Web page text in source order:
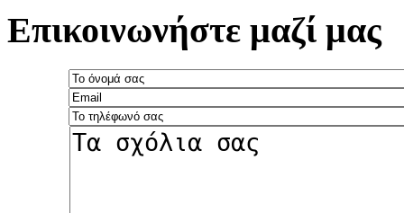
Επικοινωνήστε μαζί μας